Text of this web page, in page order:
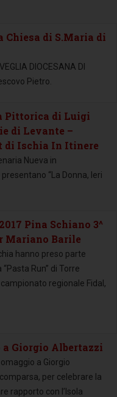
Chiesa di S.Maria di
DIOCESANA DI
Pietro.
Pittorica di Luigi
di Levante –
di Ischia In Itinere
Nueva in
“La Donna, Ieri
Pina Schiano 3^
Mariano Barile
hanno preso parte
Run” di Torre
regionale Fidal,
a Giorgio Albertazzi
a Giorgio
per celebrare la
rapporto con l’Isola